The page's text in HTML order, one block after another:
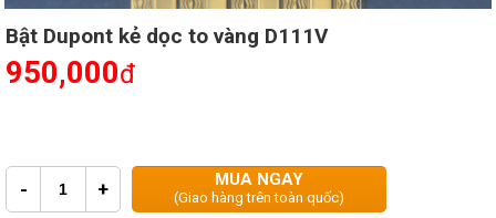
Bật Dupont kẻ dọc to vàng D111V
950,000đ
- + MUA NGAY
(Giao hàng trên toàn quốc)